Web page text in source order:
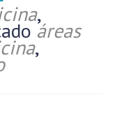
,
áreas
,